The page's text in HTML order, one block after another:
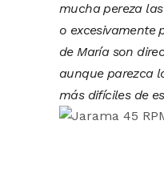
mucha pereza
o excesivamente
de María son
aunque parezca
más difíciles de